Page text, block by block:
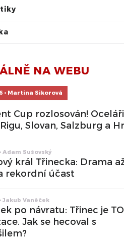
NA WEBU
• Martina Sikorová
Cup rozlosován! Oceláři
Slovan, Salzburg a
Adam Sušovský
král Třinecka: Drama
rekordní účast
Jakub Vaněček
po návratu: Třinec je
Jak se hecoval s